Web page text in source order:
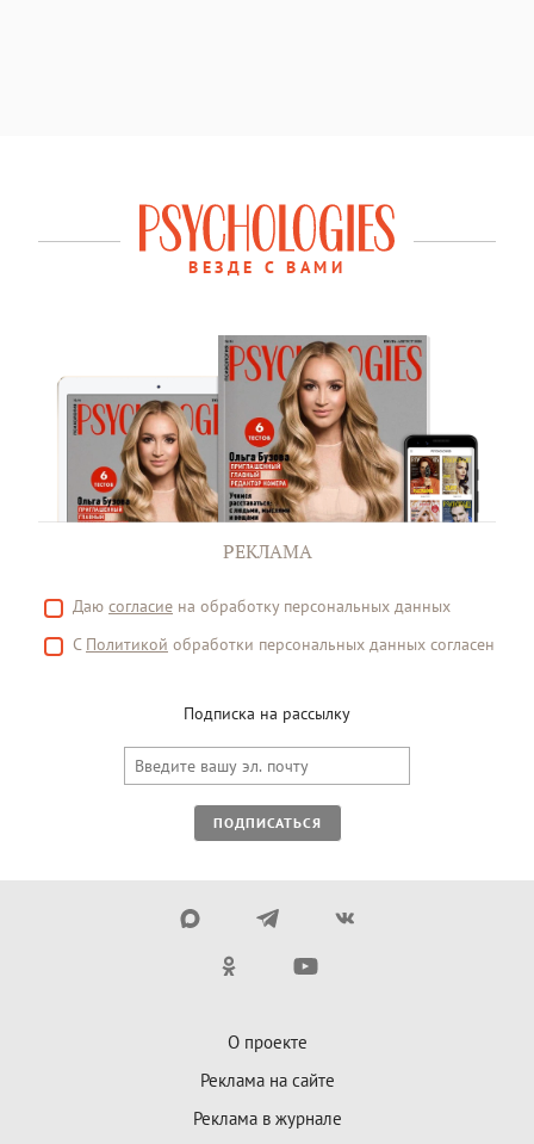
ВЕЗДЕ С ВАМИ
РЕКЛАМА
Даю согласие на обработку персональных данных
С Политикой обработки персональных данных согласен
Подписка на рассылку
ПОДПИСАТЬСЯ
О проекте
Реклама на сайте
Реклама в журнале